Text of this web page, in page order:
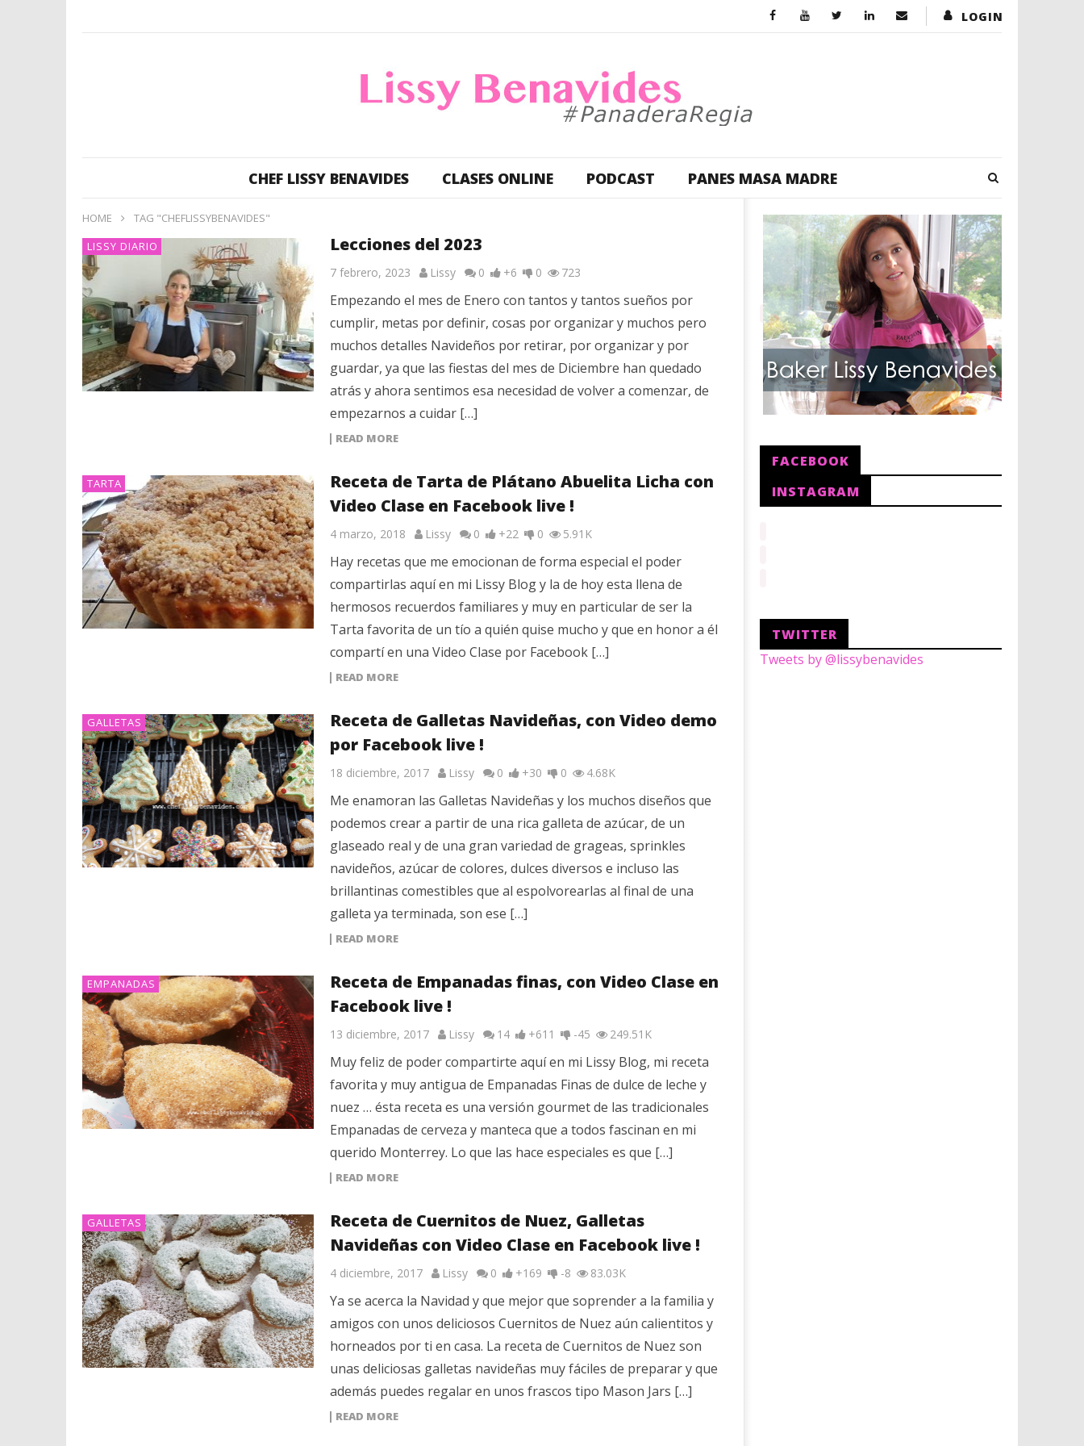
LOGIN
CHEF LISSY BENAVIDES CLASES ONLINE PODCAST PANES MASA MADRE
HOME
TAG "CHEFLISSYBENAVIDES"
LISSY DIARIO
Lecciones del 2023
7 febrero, 2023 Lissy 0 +6 0 723
Empezando el mes de Enero con tantos y tantos sueños por
cumplir, metas por definir, cosas por organizar y muchos pero
muchos detalles Navideños por retirar, por organizar y por
guardar, ya que las fiestas del mes de Diciembre han quedado
atrás y ahora sentimos esa necesidad de volver a comenzar, de
empezarnos a cuidar […]
READ MORE
TARTA
Receta de Tarta de Plátano Abuelita Licha con
Video Clase en Facebook live !
4 marzo, 2018 Lissy 0 +22 0 5.91K
Hay recetas que me emocionan de forma especial el poder
compartirlas aquí en mi Lissy Blog y la de hoy esta llena de
hermosos recuerdos familiares y muy en particular de ser la
Tarta favorita de un tío a quién quise mucho y que en honor a él
compartí en una Video Clase por Facebook […]
READ MORE
GALLETAS
Receta de Galletas Navideñas, con Video demo
por Facebook live !
18 diciembre, 2017 Lissy 0 +30 0 4.68K
Me enamoran las Galletas Navideñas y los muchos diseños que
podemos crear a partir de una rica galleta de azúcar, de un
glaseado real y de una gran variedad de grageas, sprinkles
navideños, azúcar de colores, dulces diversos e incluso las
brillantinas comestibles que al espolvorearlas al final de una
galleta ya terminada, son ese […]
READ MORE
EMPANADAS
Receta de Empanadas finas, con Video Clase en
Facebook live !
13 diciembre, 2017 Lissy 14 +611 -45 249.51K
Muy feliz de poder compartirte aquí en mi Lissy Blog, mi receta
favorita y muy antigua de Empanadas Finas de dulce de leche y
nuez … ésta receta es una versión gourmet de las tradicionales
Empanadas de cerveza y manteca que a todos fascinan en mi
querido Monterrey. Lo que las hace especiales es que […]
READ MORE
GALLETAS
Receta de Cuernitos de Nuez, Galletas
Navideñas con Video Clase en Facebook live !
4 diciembre, 2017 Lissy 0 +169 -8 83.03K
Ya se acerca la Navidad y que mejor que soprender a la familia y
amigos con unos deliciosos Cuernitos de Nuez aún calientitos y
horneados por ti en casa. La receta de Cuernitos de Nuez son
unas deliciosas galletas navideñas muy fáciles de preparar y que
además puedes regalar en unos frascos tipo Mason Jars […]
READ MORE
FACEBOOK
INSTAGRAM
TWITTER
Tweets by @lissybenavides